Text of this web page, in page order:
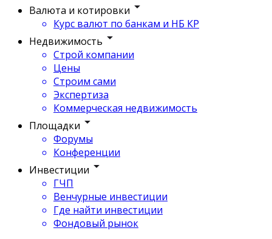
Валюта и котировки
Курс валют по банкам и НБ КР
Недвижимость
Строй компании
Цены
Строим сами
Экспертиза
Коммерческая недвижимость
Площадки
Форумы
Конференции
Инвестиции
ГЧП
Венчурные инвестиции
Где найти инвестиции
Фондовый рынок